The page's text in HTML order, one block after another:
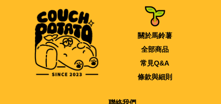
關於馬鈴薯
全部商品
常見Q&A
條款與細則
聯絡我們